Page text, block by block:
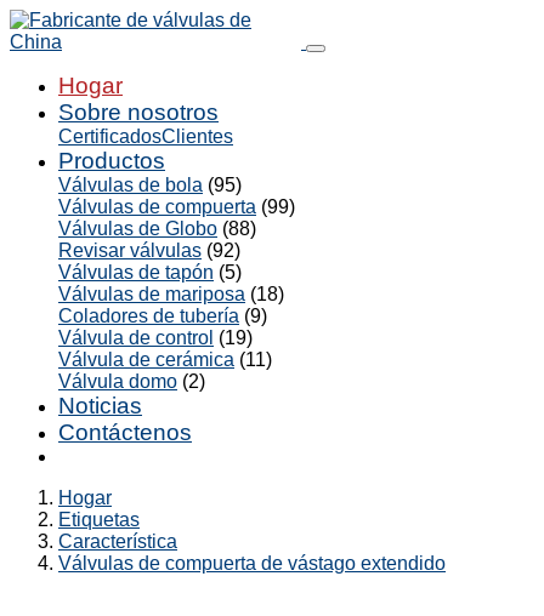
Hogar
Sobre nosotros
CertificadosClientes
Productos
Válvulas de bola (95)
Válvulas de compuerta (99)
Válvulas de Globo (88)
Revisar válvulas (92)
Válvulas de tapón (5)
Válvulas de mariposa (18)
Coladores de tubería (9)
Válvula de control (19)
Válvula de cerámica (11)
Válvula domo (2)
Noticias
Contáctenos
Hogar
Etiquetas
Característica
Válvulas de compuerta de vástago extendido